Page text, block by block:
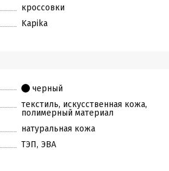
кроссовки
Kapika
черный
текстиль, искусственная кожа,
полимерный материал
натуральная кожа
ТЭП, ЭВА